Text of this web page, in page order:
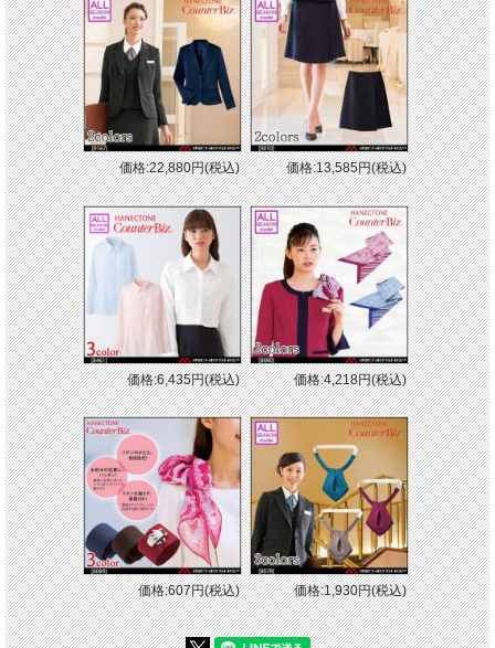
■素材：ノルディスアムンゼン 複合繊維 ポリエステル100%
■手洗い
■ストレッチ
■カーブベルト
■滑り止め
■両脇ポケット
■センターベント
※取り寄せ商品、在庫有無、納期後日連絡
★ 関連シリーズを全て見る
価格:22,880円(税込) 価格:13,585円(税込)
価格:6,435円(税込) 価格:4,218円(税込)
価格:607円(税込) 価格:1,930円(税込)